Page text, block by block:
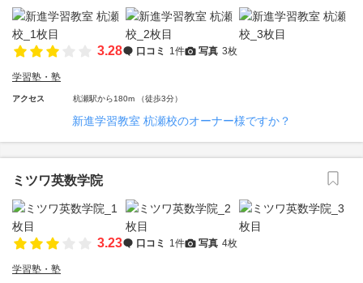
3.28 口コミ 1件 写真 3枚
学習塾・塾
アクセス 杭瀬駅から180m （徒歩3分）
新進学習教室 杭瀬校のオーナー様ですか？
ミツワ英数学院
3.23 口コミ 1件 写真 4枚
学習塾・塾